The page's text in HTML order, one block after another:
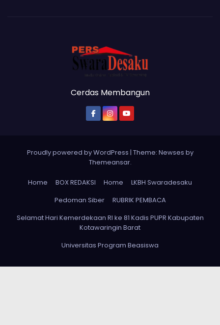
Cerdas Membangun
Proudly powered by WordPress | Theme: Newses by
Themeansar.
Home BOX REDAKSI Home
LKBH Swaradesaku
Pedoman Siber
RUBRIK PEMBACA
Selamat Hari Kemerdekaan RI ke 81 Kadis PUPR Kabupaten
Kotawaringin Barat
Universitas Program Beasiswa